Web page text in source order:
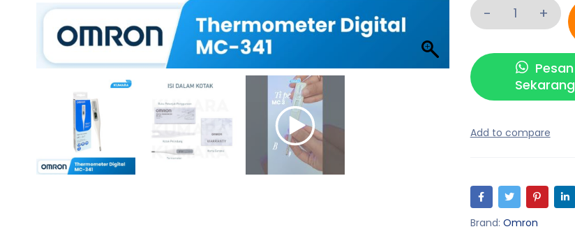
Pesan
Sekarang
Brand: Omron